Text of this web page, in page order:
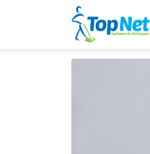
Home Products